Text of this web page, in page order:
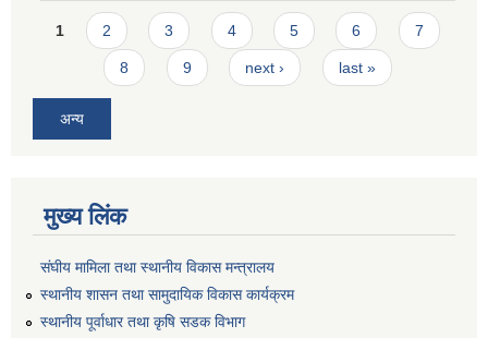
Pages
1 2 3 4 5 6 7
8 9 next › last »
अन्य
मुख्य लिंक
संघीय मामिला तथा स्थानीय विकास मन्त्रालय
स्थानीय शासन तथा सामुदायिक विकास कार्यक्रम
स्थानीय पूर्वाधार तथा कृषि सडक विभाग